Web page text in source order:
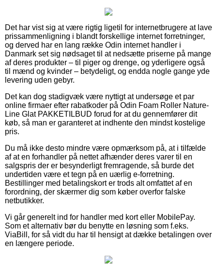
Det har vist sig at være rigtig ligetil for internetbrugere at lave
prissammenligning i blandt forskellige internet forretninger,
og derved har en lang række Odin internet handler i
Danmark set sig nødsaget til at nedsætte priserne på mange
af deres produkter – til piger og drenge, og yderligere også
til mænd og kvinder – betydeligt, og endda nogle gange yde
levering uden gebyr.
Det kan dog stadigvæk være nyttigt at undersøge et par
online firmaer efter rabatkoder på Odin Foam Roller Nature-
Line Glat PAKKETILBUD forud for at du gennemfører dit
køb, så man er garanteret at indhente den mindst kostelige
pris.
Du må ikke desto mindre være opmærksom på, at i tilfælde
af at en forhandler på nettet afhænder deres varer til en
salgspris der er besynderligt fremragende, så burde det
undertiden være et tegn på en uærlig e-forretning.
Bestillinger med betalingskort er trods alt omfattet af en
forordning, der skærmer dig som køber overfor falske
netbutikker.
Vi går generelt ind for handler med kort eller MobilePay.
Som et alternativ bør du benytte en løsning som f.eks.
ViaBill, for så vidt du har til hensigt at dække betalingen over
en længere periode.